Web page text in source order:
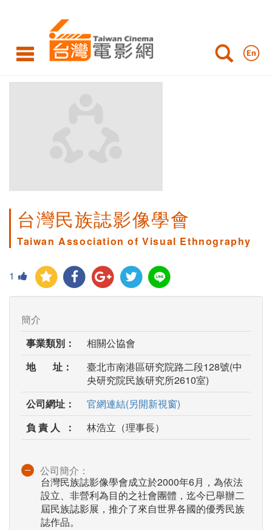
台灣民族誌影像學會
Taiwan Association of Visual Ethnography
1
簡介
事業類別：
相關公協會
地 址：
臺北市南港區研究院路二段128號(中
央研究院民族研究所2610室)
公司網址：
官網連結(另開新視窗)
負 責 人 ：
林浩立（理事長）
公司簡介：
台灣民族誌影像學會成立於2000年6月，為依法
設立、非營利為目的之社會團體，迄今已舉辦二
屆民族誌影展，推介了來自世界各國的優秀民族
誌作品。